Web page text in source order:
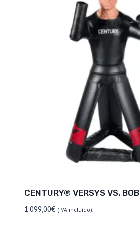
CENTURY® VERSYS VS. BOB
1.099,00€ (IVA incluído).